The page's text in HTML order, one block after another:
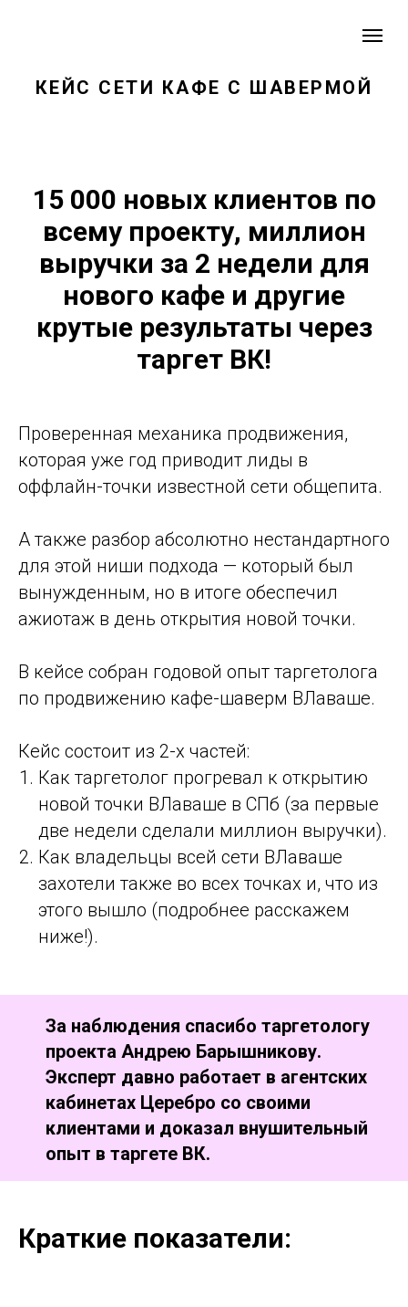
КЕЙС СЕТИ КАФЕ С ШАВЕРМОЙ
15 000 новых клиентов по
всему проекту, миллион
выручки за 2 недели для
нового кафе и другие
крутые результаты через
таргет ВК!
Проверенная механика продвижения,
которая уже год приводит лиды в
оффлайн-точки известной сети общепита.
А также разбор абсолютно нестандартного
для этой ниши подхода — который был
вынужденным, но в итоге обеспечил
ажиотаж в день открытия новой точки.
В кейсе собран годовой опыт таргетолога
по продвижению кафе-шаверм ВЛаваше.
Кейс состоит из 2-х частей:
Как таргетолог прогревал к открытию
новой точки ВЛаваше в СПб (за первые
две недели сделали миллион выручки).
Как владельцы всей сети ВЛаваше
захотели также во всех точках и, что из
этого вышло (подробнее расскажем
ниже!).
За наблюдения спасибо таргетологу
проекта Андрею Барышникову.
Эксперт давно работает в агентских
кабинетах Церебро со своими
клиентами и доказал внушительный
опыт в таргете ВК.
Краткие показатели: